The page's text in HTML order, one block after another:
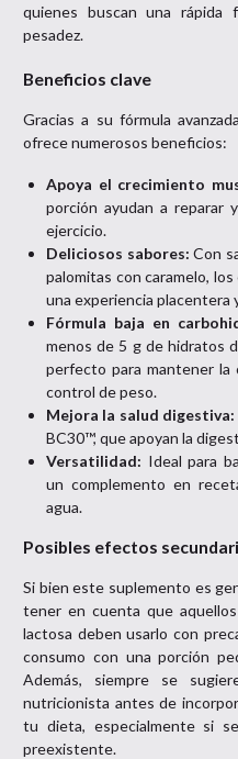
quienes buscan una
pesadez.
Beneficios clave
Gracias a su fórmula
ofrece numerosos beneficios:
Apoya el crecimiento
porción ayudan a reparar
ejercicio.
Deliciosos sabores: Con
palomitas con caramelo,
una experiencia placentera
Fórmula baja en
menos de 5 g de hidratos
perfecto para mantener la
control de peso.
Mejora la salud digestiva:
BC30™, que apoyan la
Versatilidad: Ideal para
un complemento en
agua.
Posibles efectos
Si bien este suplemento es
tener en cuenta que
lactosa deben usarlo con
consumo con una porción
Además, siempre se
nutricionista antes de
tu dieta, especialmente si
preexistente.